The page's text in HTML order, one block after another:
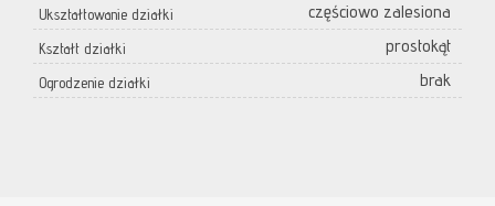
Ukształtowanie działki częściowo zalesiona
Kształt działki prostokąt
Ogrodzenie działki brak